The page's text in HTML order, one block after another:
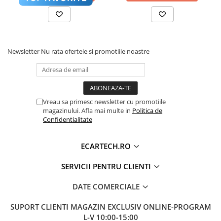
Aparate de lipit si capsat
Prelungitoare
Aeroterme
Dezumidificatoare
Boxe & Subwoofer Auto
Subwoofer Auto
Amplificatoare auto
pentru Bass, Treble și Loudness.
Sistem Activ de Răcire (Cooling
Fan)
Newsletter Nu rata ofertele si promotiile noastre
Vreau sa primesc newsletter cu promotiile
magazinului. Afla mai multe in Politica de
Confidentialitate
ECARTECH.RO
SERVICII PENTRU CLIENTI
DATE COMERCIALE
SUPORT CLIENTI MAGAZIN EXCLUSIV ONLINE-PROGRAM
L-V 10:00-15:00